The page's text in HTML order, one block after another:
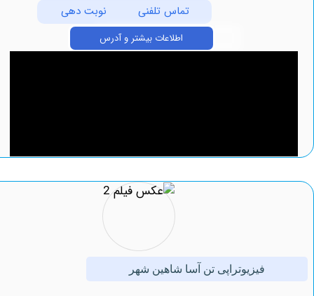
تماس تلفنی نوبت دهی
اطلاعات بیشتر و آدرس
فیزیوتراپی تن آسا شاهین شهر